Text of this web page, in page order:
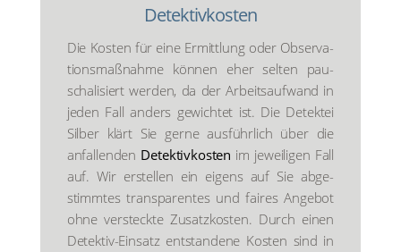
Detektiv­kosten
Die Kos­ten für eine Ermitt­lung oder Obser­va­
ti­ons­maß­nah­me kön­nen eher sel­ten pau­
scha­li­siert wer­den, da der Arbeits­auf­wand in
jeden Fall anders gewich­tet ist. Die Detek­tei
Sil­ber klärt Sie ger­ne aus­führ­lich über die
anfal­len­den Detektiv­kosten im jewei­li­gen Fall
auf. Wir erstel­len ein eigens auf Sie abge­
stimm­tes trans­pa­ren­tes und fai­res Ange­bot
ohne ver­steck­te Zusatz­kos­ten. Durch einen
Detek­tiv-Ein­satz ent­stan­de­ne Kos­ten sind in